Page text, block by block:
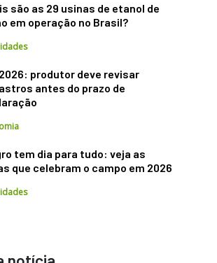
são as 29 usinas de etanol de
em operação no Brasil?
produtor deve revisar
antes do prazo de
tem dia para tudo: veja as
que celebram o campo em 2026